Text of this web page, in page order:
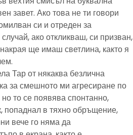
завет. Ако това не ти говори
си и отреден за
ако откликваш, си призван,
ще имаш светлина, както я
Тар от някаква безлична
за смешното ми агресиране по
то се появява спонтанно,
попаднал в тяхно обръщение,
вече го няма да